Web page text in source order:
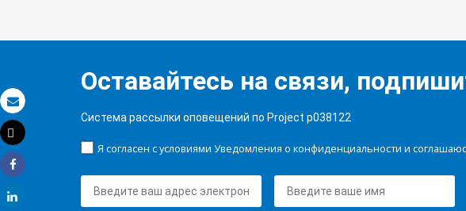
Электронная почта
Распечатать
Tweet
Share
Оставайтесь на связи,
Система рассылки оповещений по Project p038122
Я согласен с условиями Уведомления о конфиденциальности и